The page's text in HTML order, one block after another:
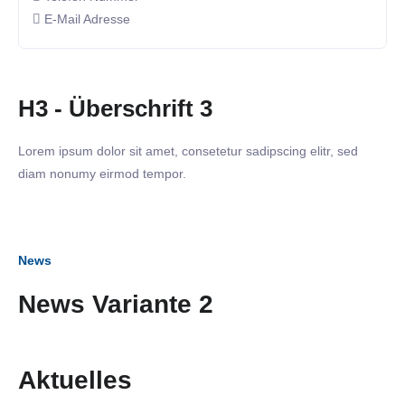
E-Mail Adresse
H3 - Überschrift 3
Lorem ipsum dolor sit amet, consetetur sadipscing elitr, sed
diam nonumy eirmod tempor.
News
News Variante 2
Aktuelles